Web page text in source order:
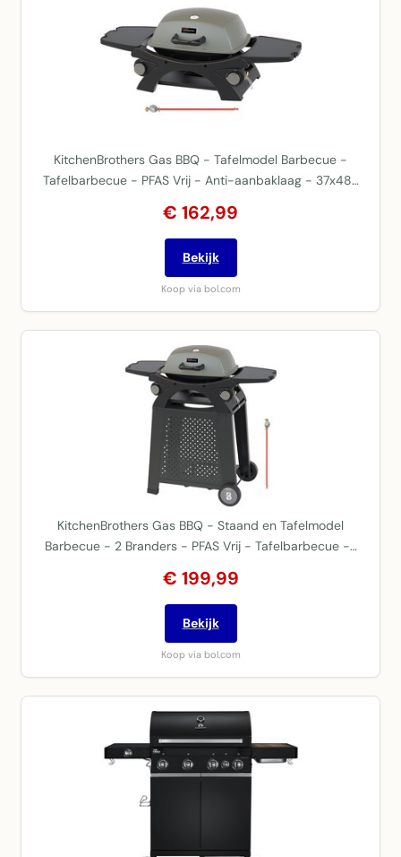
KitchenBrothers Gas BBQ - Tafelmodel Barbecue -
Tafelbarbecue - PFAS Vrij - Anti-aanbaklaag - 37x48…
€ 162,99
Bekijk
Koop via bol.com
KitchenBrothers Gas BBQ - Staand en Tafelmodel
Barbecue - 2 Branders - PFAS Vrij - Tafelbarbecue -…
€ 199,99
Bekijk
Koop via bol.com